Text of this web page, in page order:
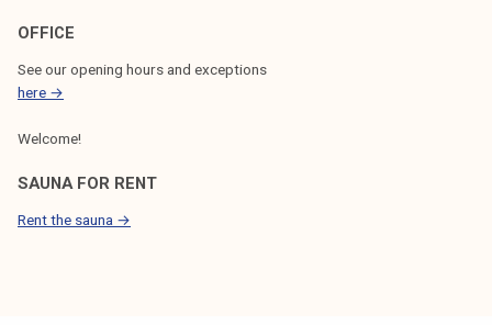
OFFICE
See our opening hours and exceptions
here →
Welcome!
SAUNA FOR RENT
Rent the sauna →